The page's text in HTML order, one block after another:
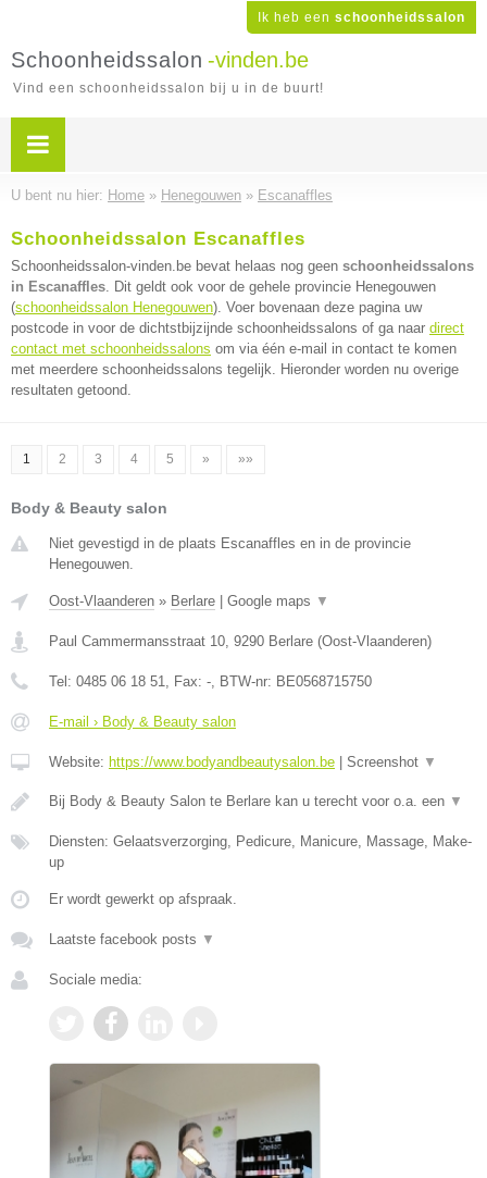
Ik heb een schoonheidssalon
Schoonheidssalon -vinden.be
Vind een schoonheidssalon bij u in de buurt!
U bent nu hier: Home » Henegouwen » Escanaffles
Schoonheidssalon Escanaffles
Schoonheidssalon-vinden.be bevat helaas nog geen schoonheidssalons
in Escanaffles. Dit geldt ook voor de gehele provincie Henegouwen
(schoonheidssalon Henegouwen). Voer bovenaan deze pagina uw
postcode in voor de dichtstbijzijnde schoonheidssalons of ga naar direct
contact met schoonheidssalons om via één e-mail in contact te komen
met meerdere schoonheidssalons tegelijk. Hieronder worden nu overige
resultaten getoond.
1 2 3 4 5 » »»
Body & Beauty salon
Niet gevestigd in de plaats Escanaffles en in de provincie
Henegouwen.
Oost-Vlaanderen » Berlare Google maps ▼
Paul Cammermansstraat 10, 9290 Berlare (Oost-Vlaanderen)
Tel: 0485 06 18 51, Fax: -, BTW-nr: BE0568715750
E-mail › Body & Beauty salon
Website: https://www.bodyandbeautysalon.be Screenshot ▼
Bij Body & Beauty Salon te Berlare kan u terecht voor o.a. een ▼
Diensten: Gelaatsverzorging, Pedicure, Manicure, Massage, Make-
up
Er wordt gewerkt op afspraak.
Laatste facebook posts ▼
Sociale media: